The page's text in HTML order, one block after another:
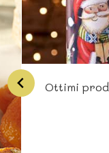
Ottimi